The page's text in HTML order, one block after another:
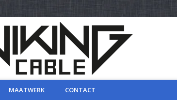
MAATWERK CONTACT